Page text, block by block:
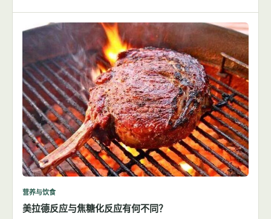
营养与饮食
美拉德反应与焦糖化反应有何不同？